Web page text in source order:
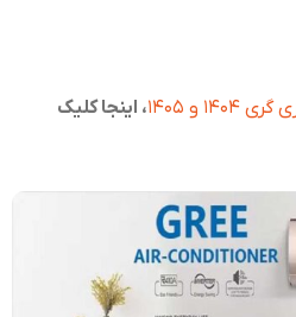
و ۱۴۰۵
، اینجا کلیک